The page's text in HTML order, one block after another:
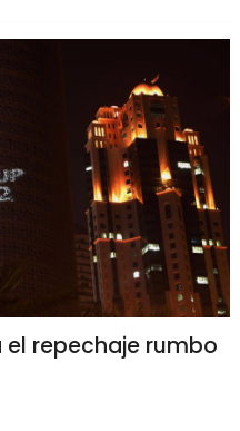
el repechaje rumbo